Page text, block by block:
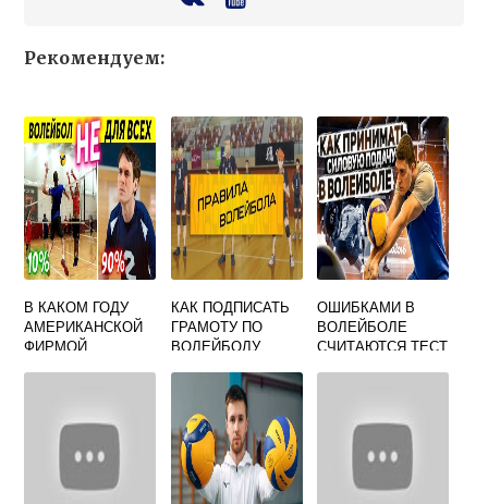
Рекомендуем:
В КАКОМ ГОДУ
АМЕРИКАНСКОЙ
ФИРМОЙ
ВОЛЕЙБОЛЬНЫЕ
МЯЧИ
КАК ПОДПИСАТЬ
ГРАМОТУ ПО
ВОЛЕЙБОЛУ
ОШИБКАМИ В
ВОЛЕЙБОЛЕ
СЧИТАЮТСЯ ТЕСТ